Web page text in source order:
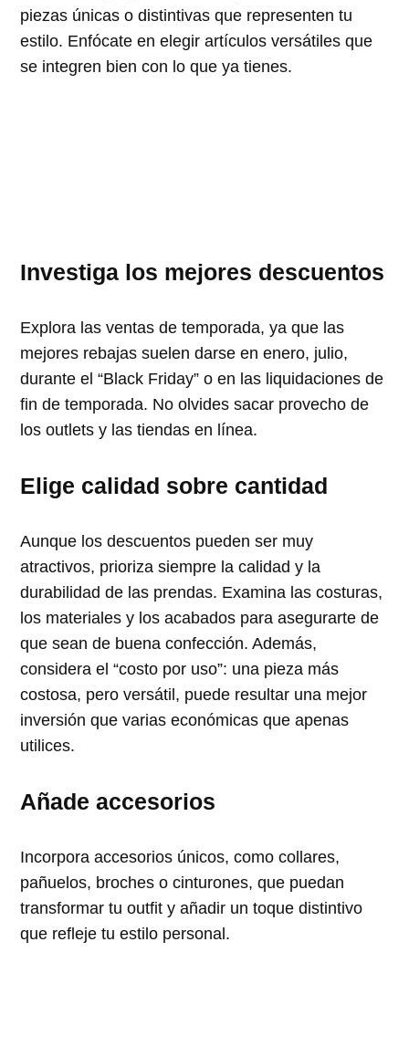
piezas únicas o distintivas que representen tu
estilo. Enfócate en elegir artículos versátiles que
se integren bien con lo que ya tienes.
Investiga los mejores descuentos
Explora las ventas de temporada, ya que las
mejores rebajas suelen darse en enero, julio,
durante el “Black Friday” o en las liquidaciones de
fin de temporada. No olvides sacar provecho de
los outlets y las tiendas en línea.
Elige calidad sobre cantidad
Aunque los descuentos pueden ser muy
atractivos, prioriza siempre la calidad y la
durabilidad de las prendas. Examina las costuras,
los materiales y los acabados para asegurarte de
que sean de buena confección. Además,
considera el “costo por uso”: una pieza más
costosa, pero versátil, puede resultar una mejor
inversión que varias económicas que apenas
utilices.
Añade accesorios
Incorpora accesorios únicos, como collares,
pañuelos, broches o cinturones, que puedan
transformar tu outfit y añadir un toque distintivo
que refleje tu estilo personal.